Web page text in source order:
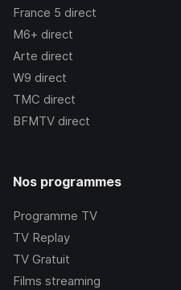
France 5 direct
M6+ direct
Arte direct
W9 direct
TMC direct
BFMTV direct
Nos programmes
Programme TV
TV Replay
TV Gratuit
Films streaming